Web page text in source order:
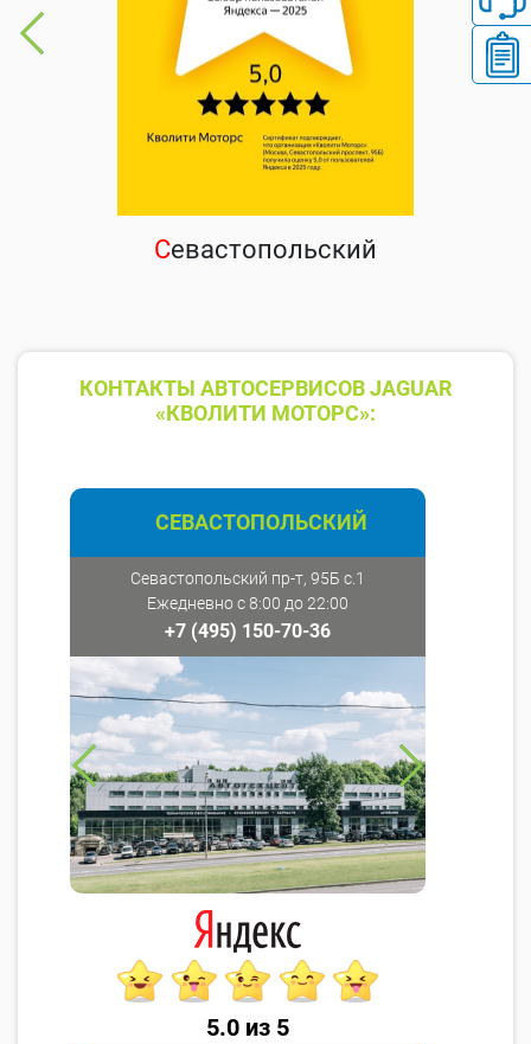
Севастопольский
КОНТАКТЫ АВТОСЕРВИСОВ JAGUAR
«КВОЛИТИ МОТОРС»:
СЕВАСТОПОЛЬСКИЙ
Севастопольский пр-т, 95Б с.1
Ежедневно с 8:00 до 22:00
+7 (495) 150-70-36
5.0 из 5